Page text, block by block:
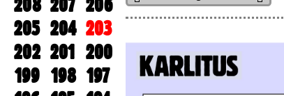
205 204 203
202 201 200
199 198 197